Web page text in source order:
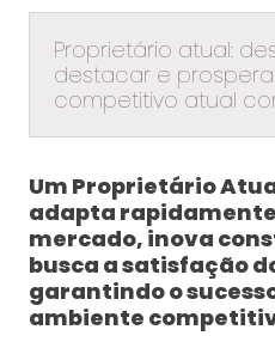
Proprietário atual:
destacar e
competitivo atual
Um Proprietário
adapta
mercado, inova
busca a satisfação
garantindo o
ambiente